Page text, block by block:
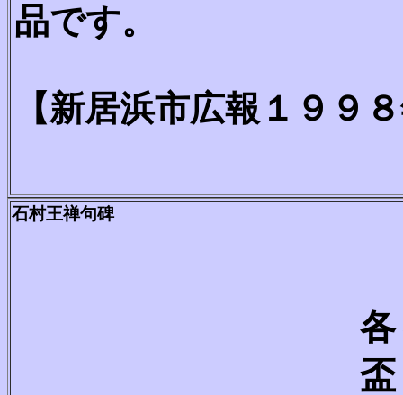
品です。
【新居浜市広報１９９
石村王禅句碑